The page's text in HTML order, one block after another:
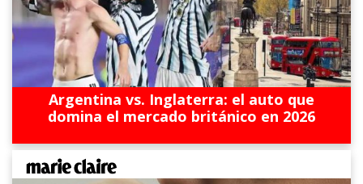
Argentina vs. Inglaterra: el auto que
domina el mercado británico en 2026